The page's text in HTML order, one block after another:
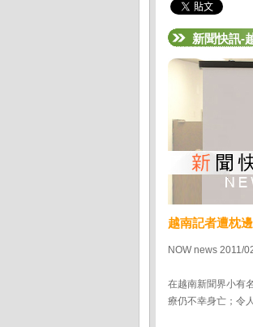
新聞快訊-
越南記者遭枕
NOW news 2011/
在越南新聞界小有
療仍不幸身亡；令